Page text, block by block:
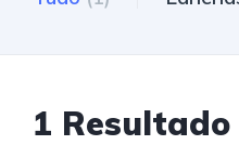
1 Resultado